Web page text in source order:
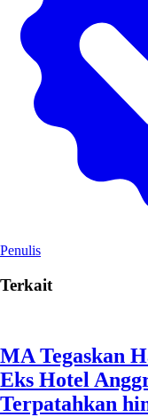
Penulis
Terkait
MA Tegaskan
Eks Hotel
Terpatahkan